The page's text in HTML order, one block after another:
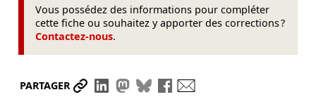
Vous possédez des informations pour compléter
cette fiche ou souhaitez y apporter des corrections ?
Contactez-nous.
PARTAGER Partager le lien
Partager sur LinkedIn
Partager sur Mastodon
Partager sur Bluesky
Partager sur Facebook